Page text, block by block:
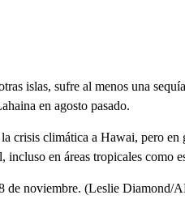
islas, sufre al menos una
en agosto pasado.
crisis climática a Hawai, pero en
incluso en áreas tropicales como
de noviembre. (Leslie Diamond/